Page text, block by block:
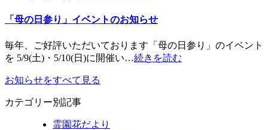
「母の日参り」イベントのお知らせ
毎年、ご好評いただいております「母の日参り」のイベント
を 5/9(土)・5/10(日)に開催い…続きを読む
お知らせをすべて見る
カテゴリー別記事
霊園花だより